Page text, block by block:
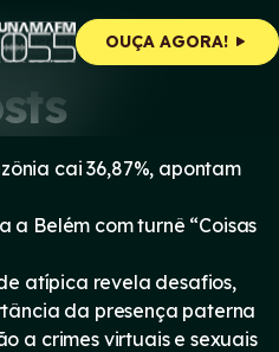
OUÇA AGORA!
Pesquisar
cai 36,87%, apontam
a Belém com turnê “Coisas
atípica revela desafios,
da presença paterna
a crimes virtuais e sexuais